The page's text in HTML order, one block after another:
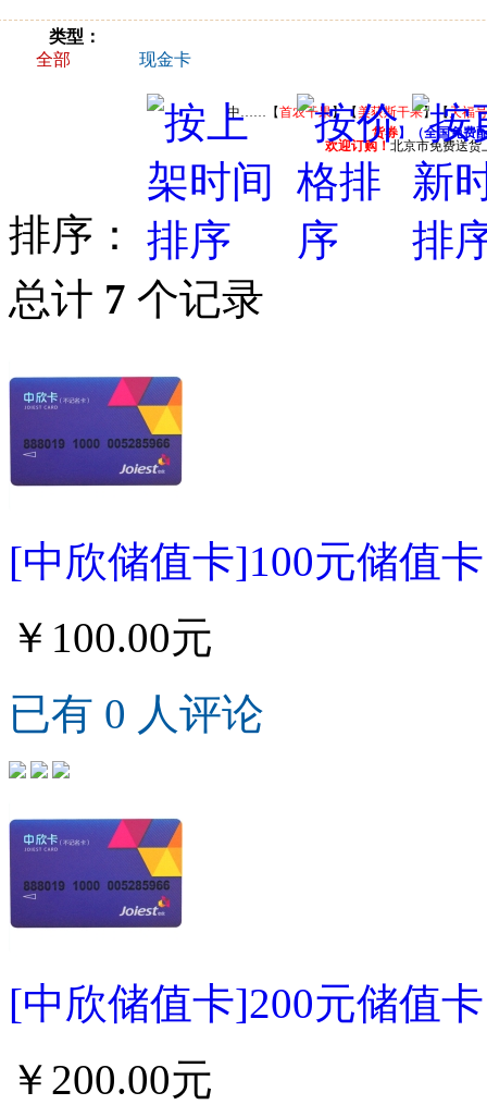
类型：
全部
现金卡
中……【首农干果】【美荻斯干果】【天福
货券】（全国免费
欢迎订购！北京市免费送货
排序：
总计 7 个记录
[中欣储值卡]100元储值卡
￥100.00元
已有 0 人评论
[中欣储值卡]200元储值卡
￥200.00元